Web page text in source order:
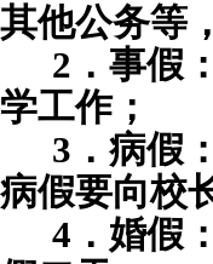
其他公务等
2 ．事假
学工作；
3 ．病假
病假要向校
4 ．婚假